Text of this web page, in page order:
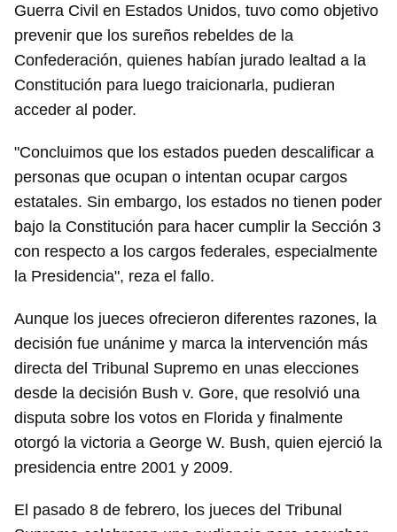
Guerra Civil en Estados Unidos, tuvo como objetivo
prevenir que los sureños rebeldes de la
Confederación, quienes habían jurado lealtad a la
Constitución para luego traicionarla, pudieran
acceder al poder.
"Concluimos que los estados pueden descalificar a
personas que ocupan o intentan ocupar cargos
estatales. Sin embargo, los estados no tienen poder
bajo la Constitución para hacer cumplir la Sección 3
con respecto a los cargos federales, especialmente
la Presidencia", reza el fallo.
Aunque los jueces ofrecieron diferentes razones, la
decisión fue unánime y marca la intervención más
directa del Tribunal Supremo en unas elecciones
desde la decisión Bush v. Gore, que resolvió una
disputa sobre los votos en Florida y finalmente
otorgó la victoria a George W. Bush, quien ejerció la
presidencia entre 2001 y 2009.
El pasado 8 de febrero, los jueces del Tribunal